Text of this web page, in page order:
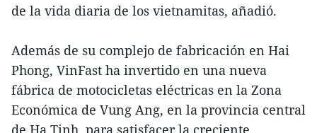
de la vida diaria de los vietnamitas, añadió.
Además de su complejo de fabricación en Hai
Phong, VinFast ha invertido en una nueva
fábrica de motocicletas eléctricas en la Zona
Económica de Vung Ang, en la provincia central
de Ha Tinh, para satisfacer la creciente